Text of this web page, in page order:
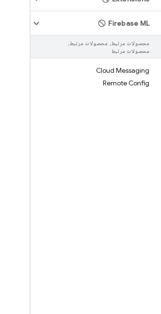
Firebase ML
محصولات مرتبط، محصولات مرتبط،
محصولات مرتبط
Cloud Messaging
Remote Config